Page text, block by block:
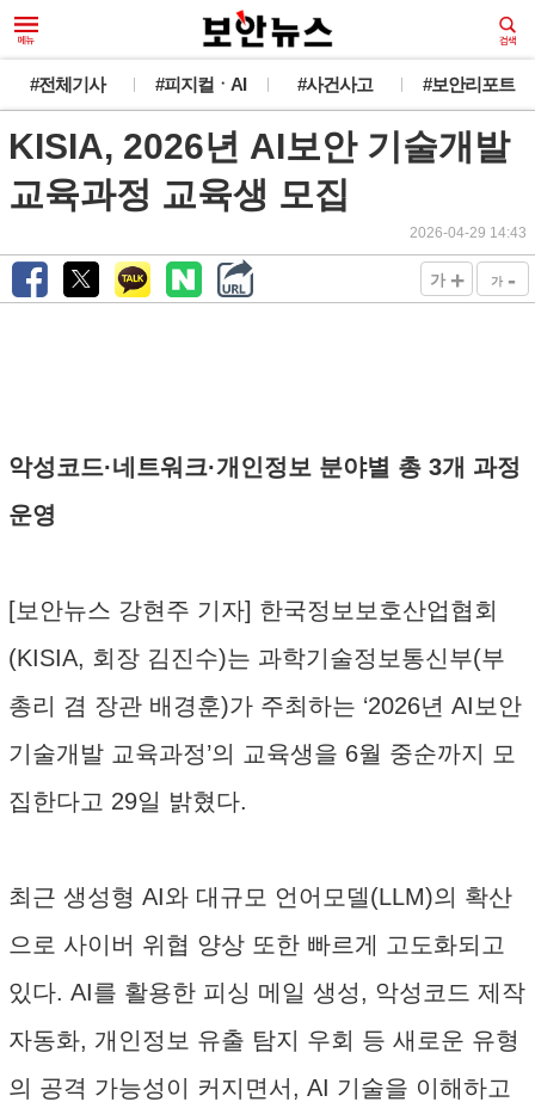
#전체기사 #피지컬ㆍAI #사건사고 #보안리포트
KISIA, 2026년 AI보안 기술개발
교육과정 교육생 모집
2026-04-29 14:43
가 + 가 -
악성코드·네트워크·개인정보 분야별 총 3개 과정
운영
[보안뉴스 강현주 기자] 한국정보보호산업협회
(KISIA, 회장 김진수)는 과학기술정보통신부(부
총리 겸 장관 배경훈)가 주최하는 ‘2026년 AI보안
기술개발 교육과정’의 교육생을 6월 중순까지 모
집한다고 29일 밝혔다.
최근 생성형 AI와 대규모 언어모델(LLM)의 확산
으로 사이버 위협 양상 또한 빠르게 고도화되고
있다. AI를 활용한 피싱 메일 생성, 악성코드 제작
자동화, 개인정보 유출 탐지 우회 등 새로운 유형
의 공격 가능성이 커지면서, AI 기술을 이해하고